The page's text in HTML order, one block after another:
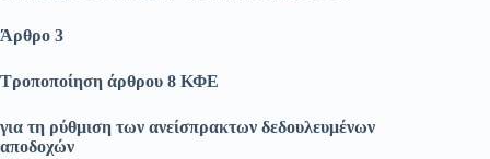
Άρθρο 3
Τροποποίηση άρθρου 8 ΚΦΕ
για τη ρύθμιση των ανείσπρακτων δεδουλευμένων
αποδοχών